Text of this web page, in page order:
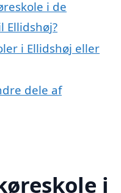
i de
Ellidshøj?
i Ellidshøj eller
dele af
i